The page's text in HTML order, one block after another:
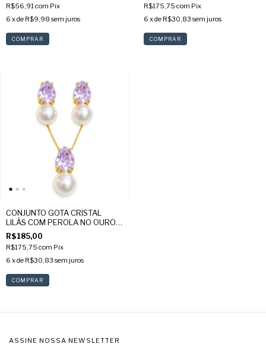
R$56,91 com Pix
6 x de R$9,98 sem juros
R$175,75 com Pix
6 x de R$30,83 sem juros
CONJUNTO GOTA CRISTAL
LILÁS COM PEROLA NO OURO
18K
R$185,00
R$175,75 com Pix
6 x de R$30,83 sem juros
ASSINE NOSSA NEWSLETTER